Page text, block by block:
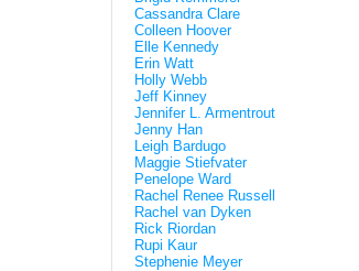
Cassandra Clare
Colleen Hoover
Elle Kennedy
Erin Watt
Holly Webb
Jeff Kinney
Jennifer L. Armentrout
Jenny Han
Leigh Bardugo
Maggie Stiefvater
Penelope Ward
Rachel Renee Russell
Rachel van Dyken
Rick Riordan
Rupi Kaur
Stephenie Meyer